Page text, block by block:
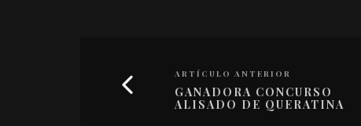
ARTÍCULO ANTERIOR
GANADORA CONCURSO
ALISADO DE QUERATINA